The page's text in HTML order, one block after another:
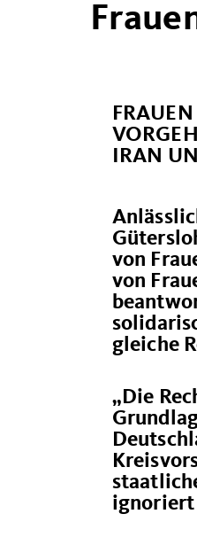
IRAN
von
von
gleiche
Die
ignoriert